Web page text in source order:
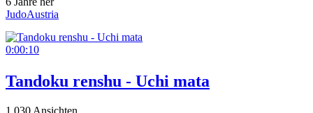
JudoAustria
0:00:10
Tandoku renshu - Uchi mata
1,030 Ansichten